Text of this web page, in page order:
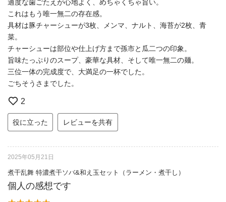
適度な歯ごたえが心地よく、めちゃくちゃ旨い。
これはもう唯一無二の存在感。
具材は豚チャーシューが3枚、メンマ、ナルト、海苔が2枚、青
菜。
チャーシューは部位や仕上げ方まで孫市と瓜二つの印象。
旨味たっぷりのスープ、豪華な具材、そして唯一無二の麺。
三位一体の完成度で、大満足の一杯でした。
ごちそうさまでした。
2
役に立った レビューを共有
2025年05月21日
煮干乱舞 特濃煮干ソバ&和え玉セット（ラーメン・煮干し）
個人の感想です